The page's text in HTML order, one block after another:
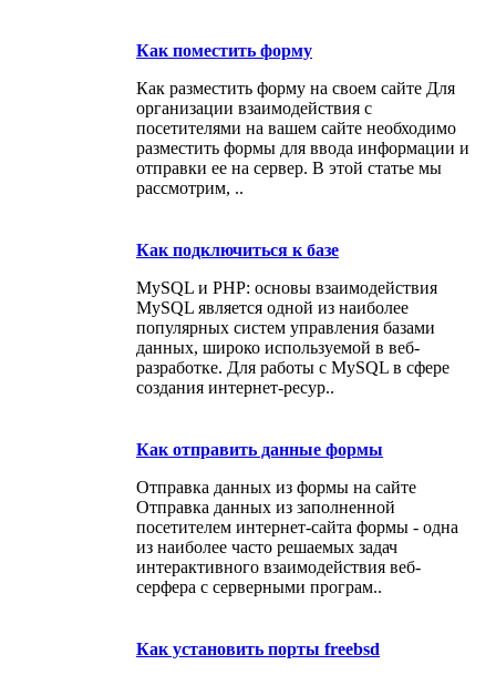
Как поместить форму
Как разместить форму на своем сайте Для
организации взаимодействия с
посетителями на вашем сайте необходимо
разместить формы для ввода информации и
отправки ее на сервер. В этой статье мы
рассмотрим, ..
Как подключиться к базе
MySQL и PHP: основы взаимодействия
MySQL является одной из наиболее
популярных систем управления базами
данных, широко используемой в веб-
разработке. Для работы с MySQL в сфере
создания интернет-ресур..
Как отправить данные формы
Отправка данных из формы на сайте
Отправка данных из заполненной
посетителем интернет-сайта формы - одна
из наиболее часто решаемых задач
интерактивного взаимодействия веб-
серфера с серверными програм..
Как установить порты freebsd